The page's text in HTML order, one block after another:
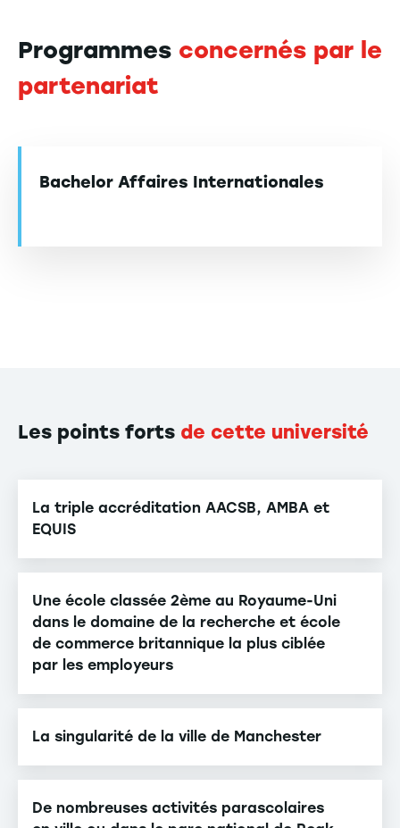
Programmes concernés par le
partenariat
Bachelor Affaires Internationales
Les points forts de cette université
La triple accréditation AACSB, AMBA et
EQUIS
Une école classée 2ème au Royaume-Uni
dans le domaine de la recherche et école
de commerce britannique la plus ciblée
par les employeurs
La singularité de la ville de Manchester
De nombreuses activités parascolaires